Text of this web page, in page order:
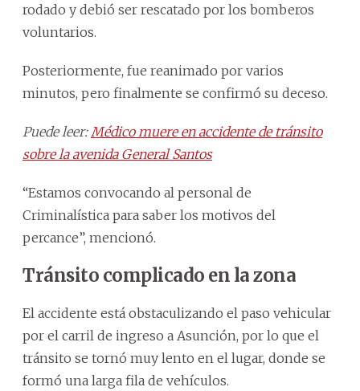
rodado y debió ser rescatado por los bomberos
voluntarios.
Posteriormente, fue reanimado por varios
minutos, pero finalmente se confirmó su deceso.
Puede leer: Médico muere en accidente de tránsito
sobre la avenida General Santos
“Estamos convocando al personal de
Criminalística para saber los motivos del
percance”, mencionó.
Tránsito complicado en la zona
El accidente está obstaculizando el paso vehicular
por el carril de ingreso a Asunción, por lo que el
tránsito se tornó muy lento en el lugar, donde se
formó una larga fila de vehículos.